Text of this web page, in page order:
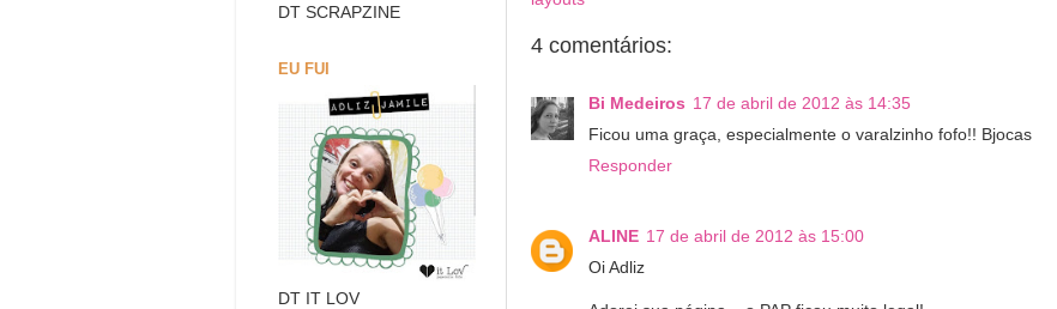
4 comentários:
Bi Medeiros 17 de abril de 2012 às 14:35
Ficou uma graça, especialmente o varalzinho fofo!! Bjocas
Responder
ALINE 17 de abril de 2012 às 15:00
Oi Adliz
DT SCRAPZINE
EU FUI
DT IT LOV